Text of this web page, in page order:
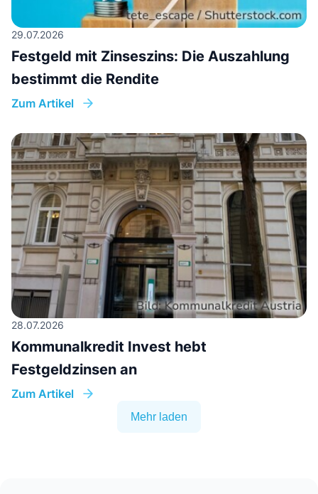
29.07.2026
Festgeld mit Zinseszins: Die Auszahlung
bestimmt die Rendite
Zum Artikel
28.07.2026
Kommunalkredit Invest hebt
Festgeldzinsen an
Zum Artikel
Mehr laden